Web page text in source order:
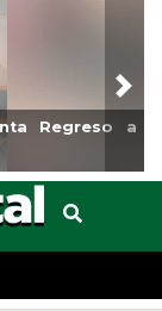
a
Reabrirá